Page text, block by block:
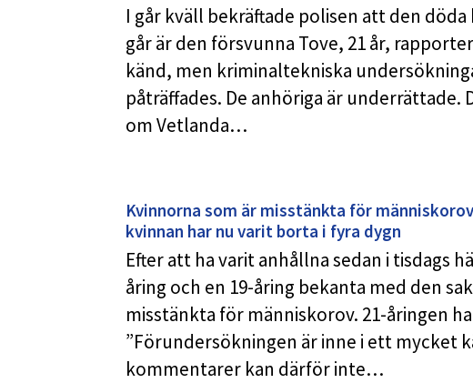
I går kväll bekräftade polisen att den
går är den försvunna Tove, 21 år,
känd, men kriminaltekniska
påträffades. De anhöriga är underrättade.
om Vetlanda…
Kvinnorna som är misstänkta för
kvinnan har nu varit borta i fyra dygn
Efter att ha varit anhållna sedan i tisdags
åring och en 19-åring bekanta med den
misstänkta för människorov. 21-åringen
”Förundersökningen är inne i ett mycket
kommentarer kan därför inte…